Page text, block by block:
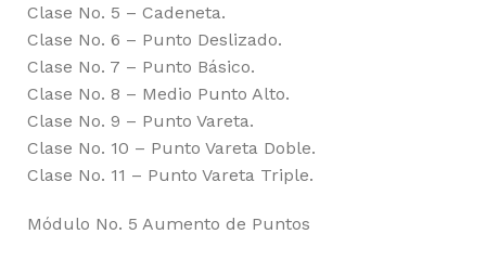
Clase No. 5 – Cadeneta.
Clase No. 6 – Punto Deslizado.
Clase No. 7 – Punto Básico.
Clase No. 8 – Medio Punto Alto.
Clase No. 9 – Punto Vareta.
Clase No. 10 – Punto Vareta Doble.
Clase No. 11 – Punto Vareta Triple.
Módulo No. 5 Aumento de Puntos